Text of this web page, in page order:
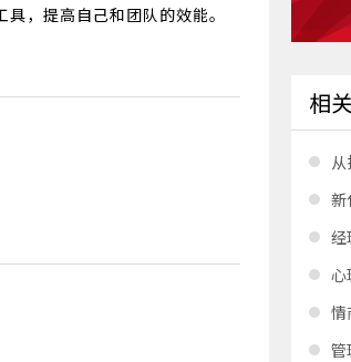
，提高自己和团队的效能。
相
从
新
经
心
情
管